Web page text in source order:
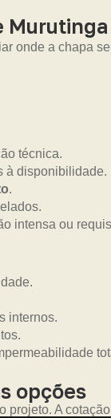
onde a chapa
técnica.
à disponibilidade.
.
intensa ou
internos.
opções
projeto. A